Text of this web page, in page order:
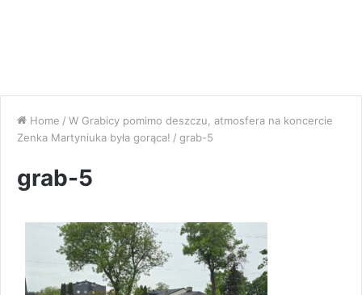
Home / W Grabicy pomimo deszczu, atmosfera na koncercie
Zenka Martyniuka była gorąca! / grab-5
grab-5